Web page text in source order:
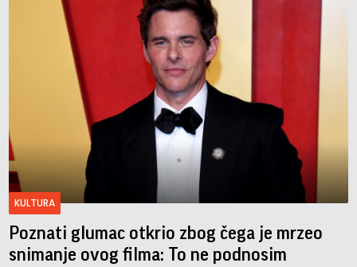
KULTURA
Poznati glumac otkrio zbog čega je mrzeo
snimanje ovog filma: To ne podnosim